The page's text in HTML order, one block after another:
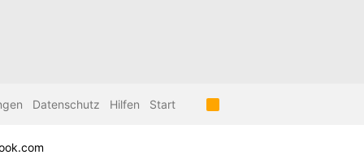
Datenschutz Hilfen Start
R